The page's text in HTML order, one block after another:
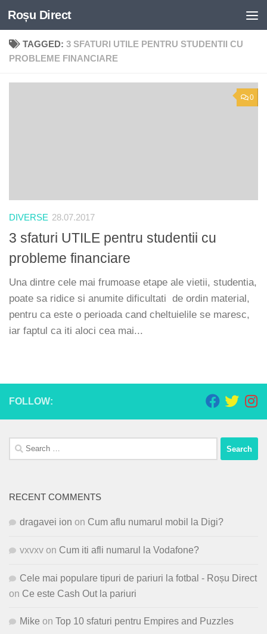
Skip to content
Roșu Direct
TAGGED: 3 SFATURI UTILE PENTRU STUDENTII CU
PROBLEME FINANCIARE
0
DIVERSE 28.07.2017
3 sfaturi UTILE pentru studentii cu
probleme financiare
Una dintre cele mai frumoase etape ale vietii, studentia,
poate sa ridice si anumite dificultati de ordin material,
pentru ca este o perioada cand cheltuielile se maresc,
iar faptul ca iti aloci cea mai...
FOLLOW:
Search
for:
RECENT COMMENTS
dragavei ion on Cum aflu numarul mobil la Digi?
vxvxv on Cum iti afli numarul la Vodafone?
Cele mai populare tipuri de pariuri la fotbal - Roșu Direct
on Ce este Cash Out la pariuri
Mike on Top 10 sfaturi pentru Empires and Puzzles